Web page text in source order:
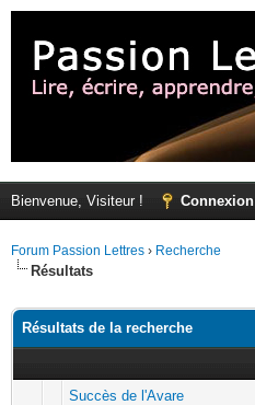
Bienvenue, Visiteur ! Connexion
Forum Passion Lettres › Recherche
Résultats
Résultats de la recherche
Succès de l'Avare